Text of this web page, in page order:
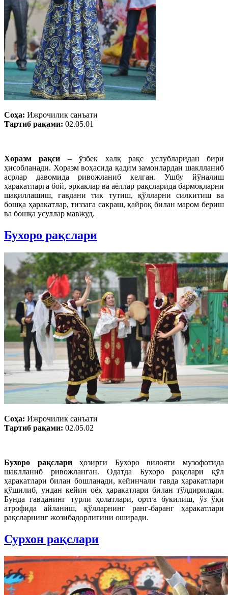
Соҳа: Ижрочилик санъати
Тартиб рақами: 02.05.01
Хоразм рақси – ўзбек халқ рақс услубларидан бири
ҳисобланади. Хоразм воҳасида қадим замонлардан шаклланиб
асрлар давомида ривожланиб келган. Ушбу йўналиш
ҳаракатларга бой, эркаклар ва аёллар рақсларида бармоқларни
шақиллашиш, гавдани тик тутиш, қўлларни силкитиш ва
бошқа ҳаракатлар, тиззага сакраш, қайроқ билан маром бериш
ва бошқа усуллар мавжуд.
Бухоро рақслари
Соҳа: Ижрочилик санъати
Тартиб рақами: 02.05.02
Бухоро рақслариҳозирги Бухоро вилояти музофотида
шаклланиб ривожланган. Одатда Бухоро рақслари қўл
ҳаракатлари билан бошланади, кейинчали гавда ҳаракатлари
қўшилиб, ундан кейин оёқ ҳаракатлари билан тўлдирилади.
Бунда гавданинг турли ҳолатлари, ортга букилиш, ўз ўқи
атрофида айланиш, қўлларнинг ранг-баранг ҳаракатлари
рақсларнинг жозибадорлигини оширади.
Сурхон рақслари